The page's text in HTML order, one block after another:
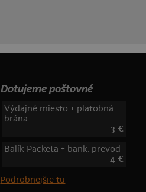
Dotujeme poštovné
Výdajné miesto + platobná
brána
3 €
Balík Packeta + bank. prevod
4 €
Podrobnejšie tu